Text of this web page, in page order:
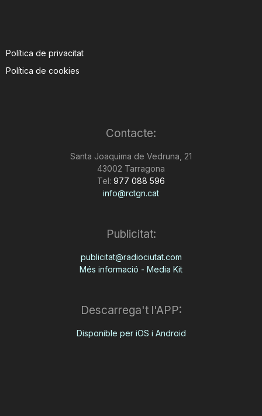
Política de privacitat
Política de cookies
Contacte:
Santa Joaquima de Vedruna, 21
43002 Tarragona
Tel: 977 088 596
info@rctgn.cat
Publicitat:
publicitat@radiociutat.com
Més informació - Media Kit
Descarrega't l'APP:
Disponible per iOS i Android